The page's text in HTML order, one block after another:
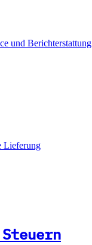
und Berichterstattung
Lieferung